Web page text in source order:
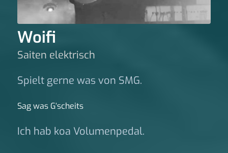
Woifi
Saiten elektrisch
Spielt gerne was von SMG.
Sag was G‘scheits
Ich hab koa Volumenpedal.